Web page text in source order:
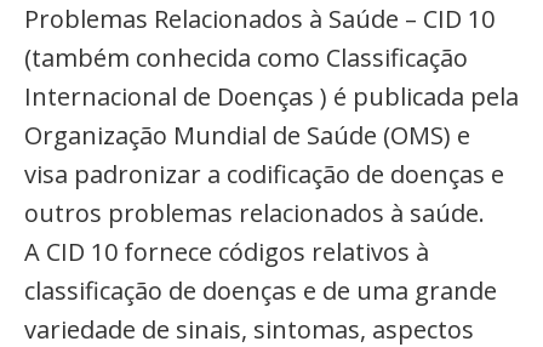
Problemas Relacionados à Saúde – CID 10
(também conhecida como Classificação
Internacional de Doenças ) é publicada pela
Organização Mundial de Saúde (OMS) e
visa padronizar a codificação de doenças e
outros problemas relacionados à saúde.
A CID 10 fornece códigos relativos à
classificação de doenças e de uma grande
variedade de sinais, sintomas, aspectos